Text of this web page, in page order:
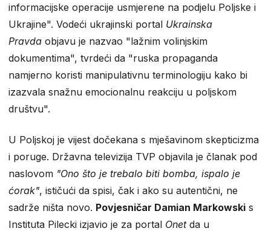
informacijske operacije usmjerene na podjelu Poljske i
Ukrajine". Vodeći ukrajinski portal Ukrainska
Pravda objavu je nazvao "lažnim volinjskim
dokumentima", tvrdeći da "ruska propaganda
namjerno koristi manipulativnu terminologiju kako bi
izazvala snažnu emocionalnu reakciju u poljskom
društvu".
U Poljskoj je vijest dočekana s mješavinom skepticizma
i poruge. Državna televizija TVP objavila je članak pod
naslovom "Ono što je trebalo biti bomba, ispalo je
ćorak", ističući da spisi, čak i ako su autentični, ne
sadrže ništa novo. Povjesničar Damian Markowski s
Instituta Pilecki izjavio je za portal Onet da u